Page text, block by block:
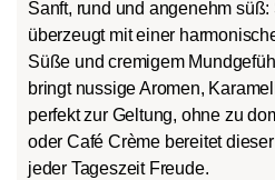
Sanft, rund und angenehm
überzeugt mit einer
Süße und cremigem
bringt nussige Aromen,
perfekt zur Geltung, ohne zu
oder Café Crème bereitet
jeder Tageszeit Freude.